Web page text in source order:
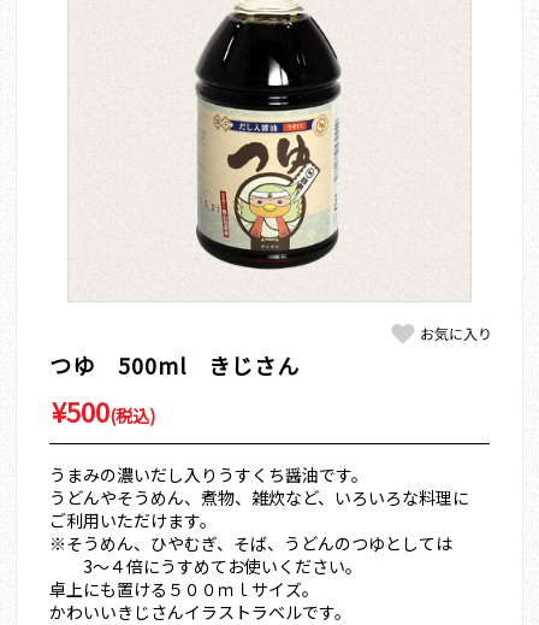
つゆ 500ml きじさん
¥500(税込)
うまみの濃いだし入りうすくち醤油です。
うどんやそうめん、煮物、雑炊など、いろいろな料理に
ご利用いただけます。
※そうめん、ひやむぎ、そば、うどんのつゆとしては
3～４倍にうすめてお使いください。
卓上にも置ける５００ｍｌサイズ。
かわいいきじさんイラストラベルです。